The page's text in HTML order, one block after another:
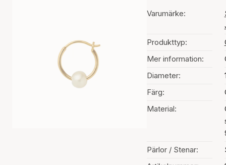
Varumärke:
Produkttyp:
Mer information:
Diameter:
Färg:
Material:
Pärlor / Stenar: